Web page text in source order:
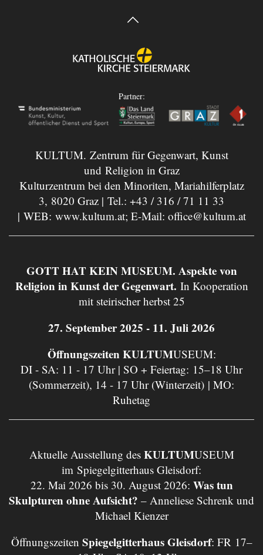
Partner:
KULTUM. Zentrum für Gegenwart, Kunst
und Religion in Graz
Kulturzentrum bei den Minoriten, Mariahilferplatz
3, 8020 Graz | Tel.: +43 / 316 / 71 11 33
| WEB: www.kultum.at; E-Mail: office@kultum.at
GOTT HAT KEIN MUSEUM. Aspekte von
Religion in Kunst der Gegenwart. In Kooperation
mit steirischer herbst 25
27. September 2025 - 11. Juli 2026
Öffnungszeiten KULTUMUSEUM:
DI - SA: 11 - 17 Uhr | SO + Feiertag: 15–18 Uhr
(Sommerzeit), 14 - 17 Uhr (Winterzeit) | MO:
Ruhetag
Aktuelle Ausstellung des KULTUMUSEUM
im Spiegelgitterhaus Gleisdorf:
22. Mai 2026 bis 30. August 2026: Was tun
Skulpturen ohne Aufsicht? – Anneliese Schrenk und
Michael Kienzer
Öffnungszeiten Spiegelgitterhaus Gleisdorf: FR 17–